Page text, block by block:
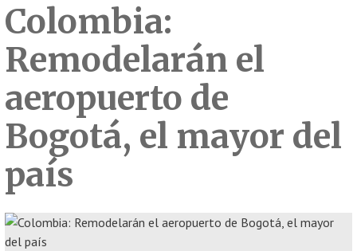
Colombia:
Remodelarán el
aeropuerto de
Bogotá, el mayor del
país